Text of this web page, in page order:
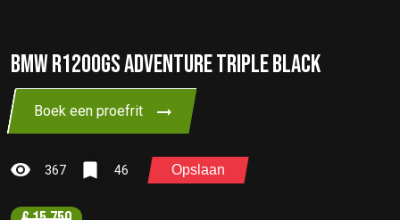
BMW R1200GS ADVENTURE TRIPLE BLACK
Boek een proefrit
367 46 Opslaan